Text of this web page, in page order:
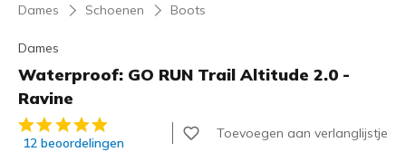
Dames Schoenen Boots
Dames
Waterproof: GO RUN Trail Altitude 2.0 -
Ravine
4,8 van de 5 klantbeoordelingen
12 beoordelingen
Toevoegen aan verlanglijstje